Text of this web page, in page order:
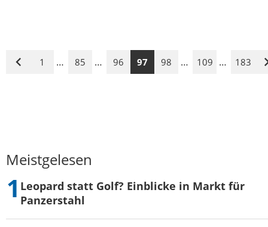
Vorige
1 … 85 … 96 97 98 … 109 … 183
Meistgelesen
Leopard statt Golf? Einblicke in Markt für
Panzerstahl